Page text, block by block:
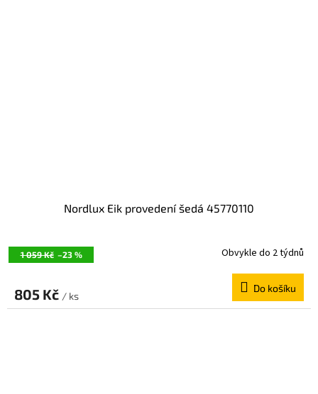
1 059 Kč –23 %
Nordlux Eik provedení šedá 45770110
Obvykle do 2 týdnů
805 Kč / ks
Do košíku